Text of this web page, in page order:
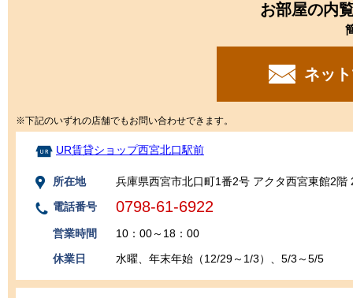
お部屋の内
ネッ
※下記のいずれの店舗でもお問い合わせできます。
UR賃貸ショップ西宮北口駅前
所在地
兵庫県西宮市北口町1番2号 アクタ西宮東館2階
電話番号
0798-61-6922
営業時間
10：00～18：00
休業日
水曜、年末年始（12/29～1/3）、5/3～5/5